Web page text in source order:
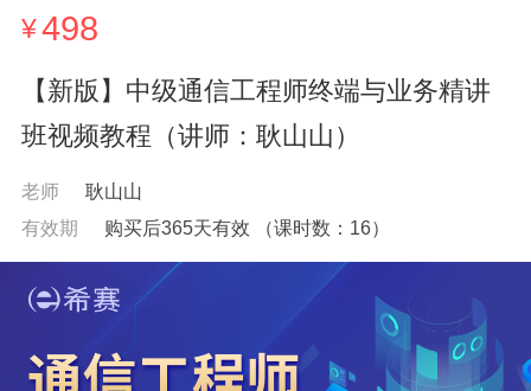
¥498
【新版】中级通信工程师终端与业务精讲
班视频教程（讲师：耿山山）
老师
耿山山
有效期
购买后365天有效 （课时数： 16）